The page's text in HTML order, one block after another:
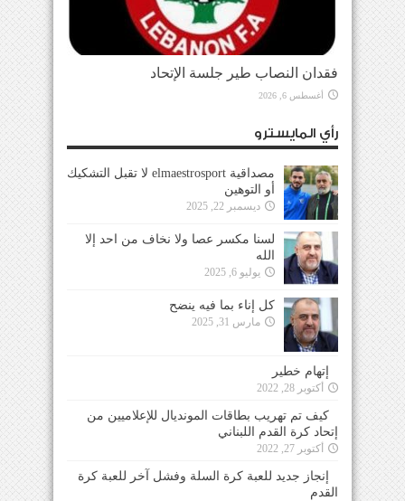
فقدان النصاب طير جلسة الإتحاد
أغسطس 6, 2026
رأي المايسترو
مصداقية elmaestrosport لا تقبل التشكيك
أو التوهين
ديسمبر 22, 2025
لسنا مكسر عصا ولا نخاف من احد إلا
الله
يوليو 6, 2025
كل إناء بما فيه ينضح
مارس 31, 2025
إتهام خطير
أكتوبر 28, 2022
كيف تم تهريب بطاقات المونديال للإعلاميين من
إتحاد كرة القدم اللبناني
أكتوبر 27, 2022
إنجاز جديد للعبة كرة السلة وفشل آخر للعبة كرة
القدم